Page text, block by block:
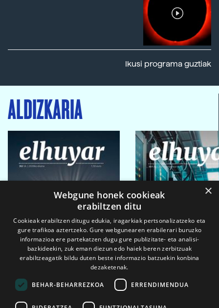
Ikusi programa guztiak
ALDIZKARIA
×
Webgune honek cookieak
erabiltzen ditu
Cookieak erabiltzen ditugu edukia, iragarkiak pertsonalizatzeko eta
gure trafikoa aztertzeko. Gure webgunearen erabilerari buruzko
informazioa ere partekatzen dugu gure publizitate- eta analisi-
bazkideekin, zuk eman diezun edo haiek beren zerbitzuak
erabiltzeagatik bildu duten beste informazio batzuekin konbina
dezaketenak.
BEHAR-BEHARREZKOA ERRENDIMENDUA